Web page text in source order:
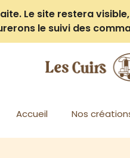
Le site restera
le suivi des
Accueil Nos